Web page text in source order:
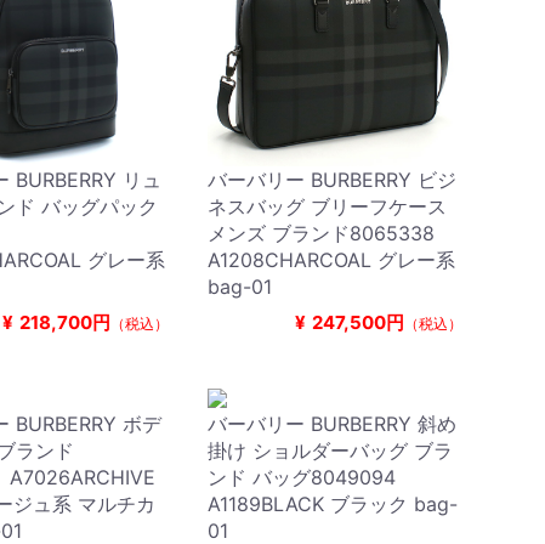
BURBERRY リュ
ド バッグパック
グレー系
¥ 218,700円 （税込）
バーバリー BURBERRY ビジ
ネスバッグ ブリーフケース
メンズ ブランド8065338
A1208CHARCOAL グレー系
bag-01
¥ 247,500円 （税込）
BURBERRY ボデ
ランド
ジュ系 マルチカ
バーバリー BURBERRY 斜め
掛け ショルダーバッグ ブラ
ンド バッグ8049094
A1189BLACK ブラック bag-
01